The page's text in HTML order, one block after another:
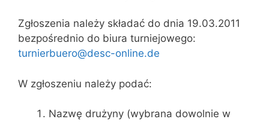
Zgłoszenia należy składać do dnia 19.03.2011
bezpośrednio do biura turniejowego:
turnierbuero@desc-online.de
W zgłoszeniu należy podać:
Nazwę drużyny (wybrana dowolnie w